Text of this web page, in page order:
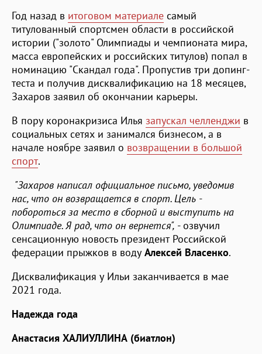
Год назад в итоговом материале самый
титулованный спортсмен области в российской
истории ("золото" Олимпиады и чемпионата мира,
масса европейских и российских титулов) попал в
номинацию "Скандал года". Пропустив три допинг-
теста и получив дисквалификацию на 18 месяцев,
Захаров заявил об окончании карьеры.
В пору коронакризиса Илья запускал челленджи в
социальных сетях и занимался бизнесом, а в
начале ноябре заявил о возвращении в большой
спорт.
"Захаров написал официальное письмо, уведомив
нас, что он возвращается в спорт. Цель -
побороться за место в сборной и выступить на
Олимпиаде. Я рад, что он вернется", - озвучил
сенсационную новость президент Российской
федерации прыжков в воду Алексей Власенко.
Дисквалификация у Ильи заканчивается в мае
2021 года.
Надежда года
Анастасия ХАЛИУЛЛИНА (биатлон)